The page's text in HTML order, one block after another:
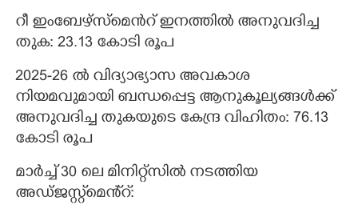
റീ ഇംബേഴ്സ്മെൻറ് ഇനത്തിൽ അനുവദിച്ച
തുക: 23.13 കോടി രൂപ
2025-26 ൽ വിദ്യാഭ്യാസ അവകാശ
നിയമവുമായി ബന്ധപ്പെട്ട ആനുകൂല്യങ്ങൾക്ക്
അനുവദിച്ച തുകയുടെ കേന്ദ്ര വിഹിതം: 76.13
കോടി രൂപ
മാർച്ച് 30 ലെ മിനിറ്റ്സിൽ നടത്തിയ
അഡ്ജസ്റ്റ്മെൻ്റ്: